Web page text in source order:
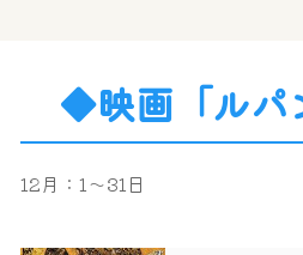
◆映画「ルパ
12月：1～31日